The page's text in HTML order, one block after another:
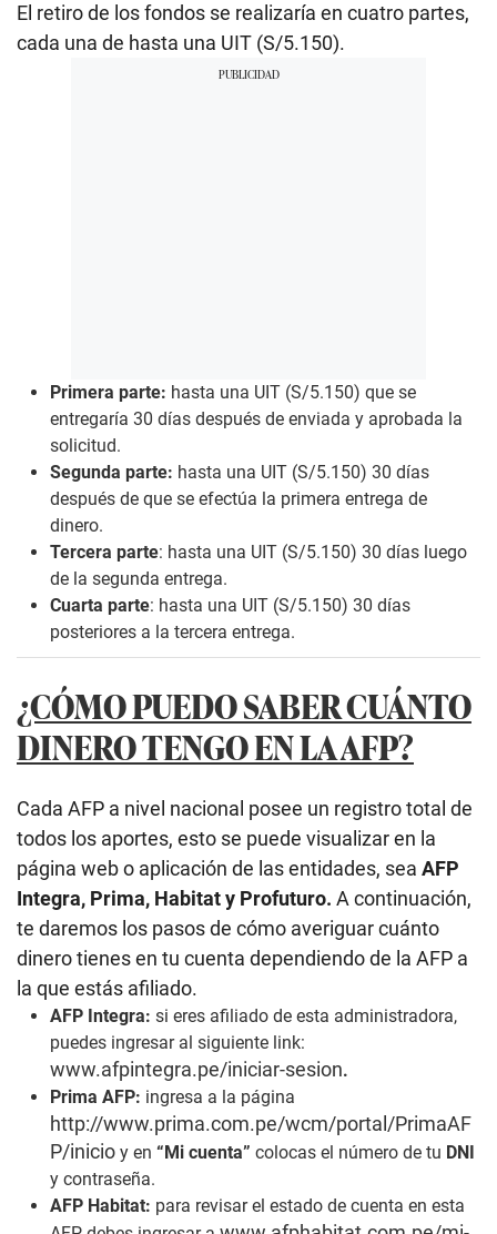
El retiro de los fondos se realizaría en cuatro partes,
cada una de hasta una UIT (S/5.150).
Primera parte: hasta una UIT (S/5.150) que se
entregaría 30 días después de enviada y aprobada la
solicitud.
Segunda parte: hasta una UIT (S/5.150) 30 días
después de que se efectúa la primera entrega de
dinero.
Tercera parte: hasta una UIT (S/5.150) 30 días luego
de la segunda entrega.
Cuarta parte: hasta una UIT (S/5.150) 30 días
posteriores a la tercera entrega.
¿CÓMO PUEDO SABER CUÁNTO
DINERO TENGO EN LA AFP?
Cada AFP a nivel nacional posee un registro total de
todos los aportes, esto se puede visualizar en la
página web o aplicación de las entidades, sea AFP
Integra, Prima, Habitat y Profuturo. A continuación,
te daremos los pasos de cómo averiguar cuánto
dinero tienes en tu cuenta dependiendo de la AFP a
la que estás afiliado.
AFP Integra: si eres afiliado de esta administradora,
puedes ingresar al siguiente link:
www.afpintegra.pe/iniciar-sesion.
Prima AFP: ingresa a la página
http://www.prima.com.pe/wcm/portal/PrimaAF
P/inicio y en “Mi cuenta” colocas el número de tu DNI
y contraseña.
AFP Habitat: para revisar el estado de cuenta en esta